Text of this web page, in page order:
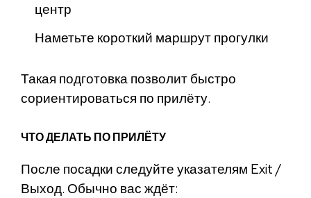
центр
Наметьте короткий маршрут прогулки
Такая подготовка позволит быстро
сориентироваться по прилёту.
ЧТО ДЕЛАТЬ ПО ПРИЛЁТУ
После посадки следуйте указателям Exit /
Выход. Обычно вас ждёт: